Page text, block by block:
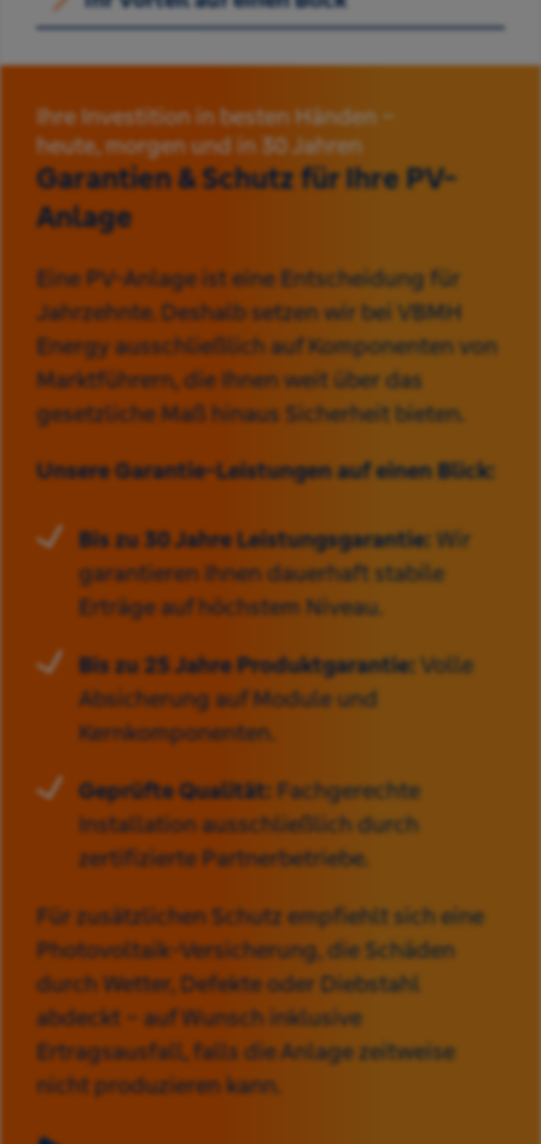
Ihre Investition in besten Händen –
heute, morgen und in 30 Jahren
Garantien & Schutz für Ihre PV-
Anlage
Eine PV-Anlage ist eine Entscheidung für
Jahrzehnte. Deshalb setzen wir bei VBMH
Energy ausschließlich auf Komponenten von
Marktführern, die Ihnen weit über das
gesetzliche Maß hinaus Sicherheit bieten.
Unsere Garantie-Leistungen auf einen Blick:
Bis zu 30 Jahre Leistungsgarantie: Wir
garantieren Ihnen dauerhaft stabile
Erträge auf höchstem Niveau.
Bis zu 25 Jahre Produktgarantie: Volle
Absicherung auf Module und
Kernkomponenten.
Geprüfte Qualität: Fachgerechte
Installation ausschließlich durch
zertifizierte Partnerbetriebe.
Für zusätzlichen Schutz empfiehlt sich eine
Photovoltaik-Versicherung, die Schäden
durch Wetter, Defekte oder Diebstahl
abdeckt – auf Wunsch inklusive
Ertragsausfall, falls die Anlage zeitweise
nicht produzieren kann.